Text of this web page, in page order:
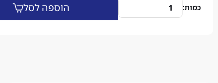
הוספה לסל